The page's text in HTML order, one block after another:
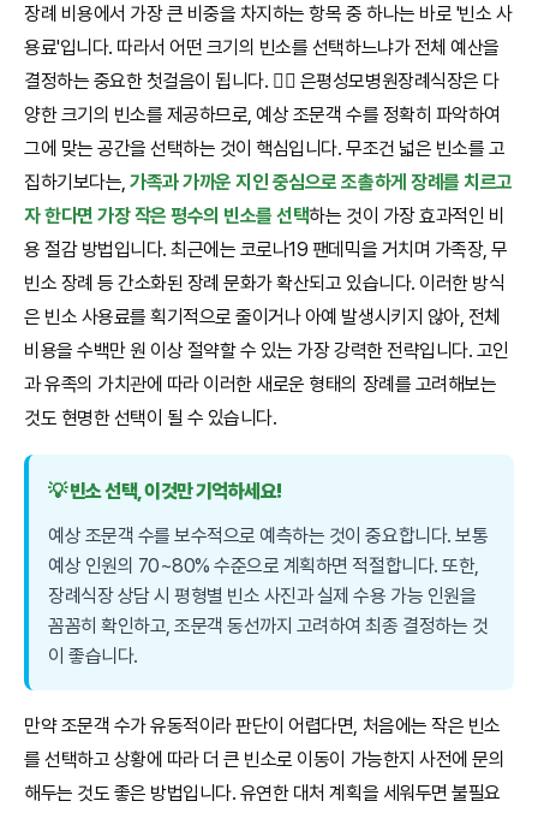
장례 비용에서 가장 큰 비중을 차지하는 항목 중 하나는 바로 '빈소 사
용료'입니다. 따라서 어떤 크기의 빈소를 선택하느냐가 전체 예산을
결정하는 중요한 첫걸음이 됩니다. 🚶‍♂️ 은평성모병원장례식장은 다
양한 크기의 빈소를 제공하므로, 예상 조문객 수를 정확히 파악하여
그에 맞는 공간을 선택하는 것이 핵심입니다. 무조건 넓은 빈소를 고
집하기보다는,가족과 가까운 지인 중심으로 조촐하게 장례를 치르고
자 한다면 가장 작은 평수의 빈소를 선택하는 것이 가장 효과적인 비
용 절감 방법입니다. 최근에는 코로나19 팬데믹을 거치며 가족장, 무
빈소 장례 등 간소화된 장례 문화가 확산되고 있습니다. 이러한 방식
은 빈소 사용료를 획기적으로 줄이거나 아예 발생시키지 않아, 전체
비용을 수백만 원 이상 절약할 수 있는 가장 강력한 전략입니다. 고인
과 유족의 가치관에 따라 이러한 새로운 형태의 장례를 고려해보는
것도 현명한 선택이 될 수 있습니다.
💡 빈소 선택, 이것만 기억하세요!
예상 조문객 수를 보수적으로 예측하는 것이 중요합니다. 보통
예상 인원의 70~80% 수준으로 계획하면 적절합니다. 또한,
장례식장 상담 시 평형별 빈소 사진과 실제 수용 가능 인원을
꼼꼼히 확인하고, 조문객 동선까지 고려하여 최종 결정하는 것
이 좋습니다.
만약 조문객 수가 유동적이라 판단이 어렵다면, 처음에는 작은 빈소
를 선택하고 상황에 따라 더 큰 빈소로 이동이 가능한지 사전에 문의
해두는 것도 좋은 방법입니다. 유연한 대처 계획을 세워두면 불필요